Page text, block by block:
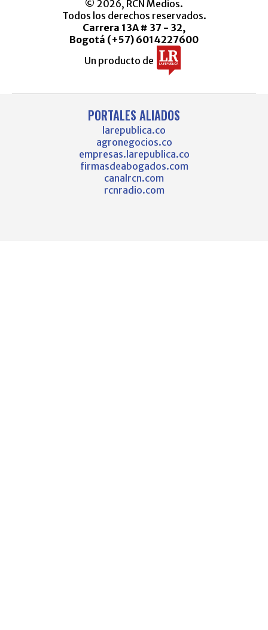
© 2026, RCN Medios.
Todos los derechos reservados.
Carrera 13A # 37 - 32,
Bogotá (+57) 6014227600
Un producto de
PORTALES ALIADOS
larepublica.co
agronegocios.co
empresas.larepublica.co
firmasdeabogados.com
canalrcn.com
rcnradio.com